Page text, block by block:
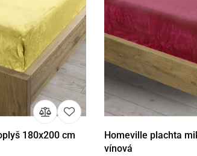
Do košíka
180x200 cm
Detail
Homeville plachta
vínová